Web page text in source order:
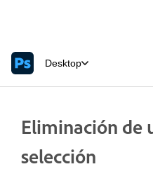
Desktop
Eliminación de
selección